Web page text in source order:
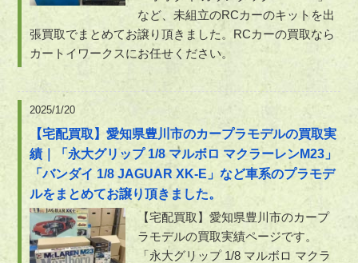
など、未組立のRCカーのキットを出
張買取でまとめてお譲り頂きました。RCカーの買取なら
カートイワークスにお任せください。
2025/1/20
【宅配買取】愛知県豊川市のカープラモデルの買取実
績｜「永大グリップ 1/8 マルボロ マクラーレンM23」
「バンダイ 1/8 JAGUAR XK-E」など車系のプラモデ
ルをまとめてお譲り頂きました。
【宅配買取】愛知県豊川市のカープ
ラモデルの買取実績ページです。
「永大グリップ 1/8 マルボロ マクラ